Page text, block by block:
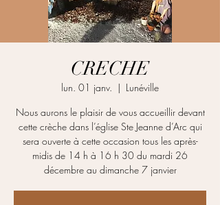
CRECHE
lun. 01 janv.
  |
Lunéville
Nous aurons le plaisir de vous accueillir devant
cette crèche dans l’église Ste Jeanne d’Arc qui
sera ouverte à cette occasion tous les après-
midis de 14 h à 16 h 30 du mardi 26
décembre au dimanche 7 janvier